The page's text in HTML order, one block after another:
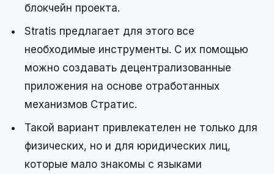
блокчейн проекта.
Stratis предлагает для этого все
необходимые инструменты. С их помощью
можно создавать децентрализованные
приложения на основе отработанных
механизмов Стратис.
Такой вариант привлекателен не только для
физических, но и для юридических лиц,
которые мало знакомы с языками